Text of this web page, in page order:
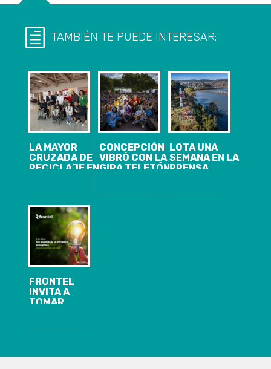
TAMBIÉN TE PUEDE INTERESAR:
LA MAYOR
CRUZADA DE
RECICLAJE EN
TELETÓN Y
ESTE AÑO
BUSCA
RECAUDAR
175
TONELADAS
DE BOTELLAS
PLÁSTICAS
CONCEPCIÓN
VIBRÓ CON LA
GIRA TELETÓN
LOTA UNA
SEMANA EN LA
PRENSA
FRONTEL
INVITA A
TOMAR